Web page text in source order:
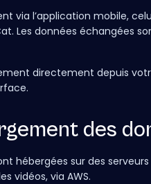
via l’application mobile,
Les données
directement depuis
des
hébergées sur des serveurs
vidéos, via AWS.